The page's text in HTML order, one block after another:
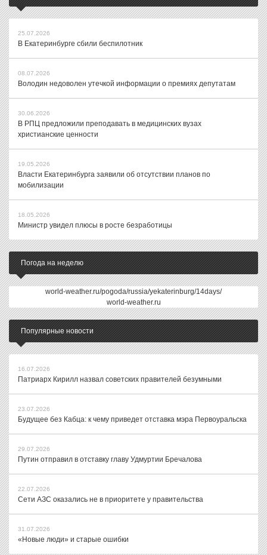
25.07.2026
В Екатеринбурге сбили беспилотник
08.07.2026
Володин недоволен утечкой информации о премиях депутатам
30.06.2026
В РПЦ предложили преподавать в медицинских вузах
христианские ценности
19.05.2026
Власти Екатеринбурга заявили об отсутствии планов по
мобилизации
18.05.2026
Министр увидел плюсы в росте безработицы
Погода на неделю
world-weather.ru/pogoda/russia/yekaterinburg/14days/
world-weather.ru
Популярные новости
16.07.2026
Патриарх Кирилл назвал советских правителей безумными
23.07.2026
Будущее без Кабца: к чему приведет отставка мэра Первоуральска
29.07.2026
Путин отправил в отставку главу Удмуртии Бречалова
22.07.2026
Сети АЗС оказались не в приоритете у правительства
31.07.2026
«Новые люди» и старые ошибки